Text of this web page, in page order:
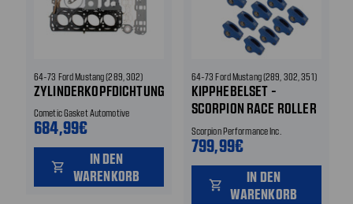
64-73 Ford Mustang (289, 302)
ZYLINDERKOPFDICHTUNGSSET
Cometic Gasket Automotive
684,99€
shopping_cart
IN DEN
WARENKORB
64-73 Ford Mustang (289, 302, 351)
KIPPHEBELSET -
SCORPION RACE ROLLER
SERIES - ALUMINIUM -
1.6 RATIO - 5/16
Scorpion Performance Inc.
799,99€
shopping_cart
IN DEN
WARENKORB